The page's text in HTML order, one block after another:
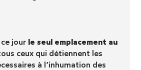
jour le seul emplacement au
ceux qui détiennent les
à l’inhumation des